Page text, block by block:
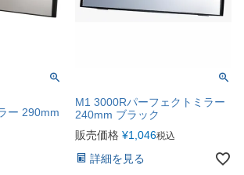
ー 290mm
M1 3000Rパーフェクトミラー
240mm ブラック
販売価格 ¥1,046税込
詳細を見る